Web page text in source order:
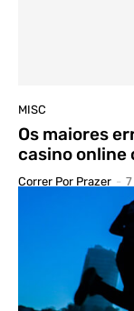
MISC
Os maiores
casino online
Correr Por Prazer -